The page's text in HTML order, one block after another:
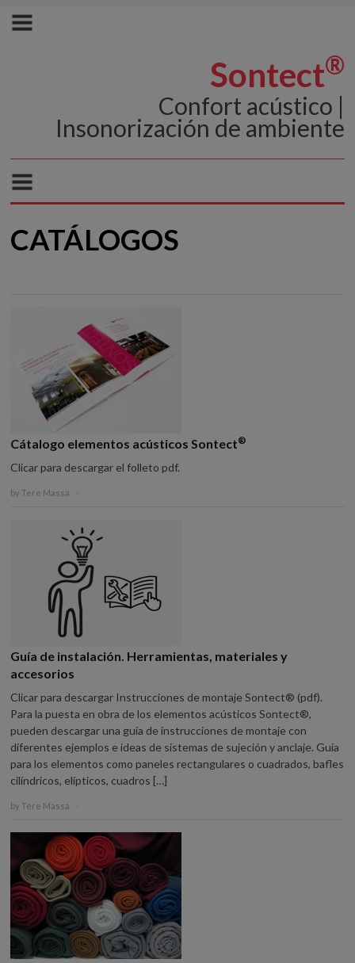
Sontect®
Confort acústico |
Insonorización de ambiente
CATÁLOGOS
Cátalogo elementos acústicos Sontect®
Clicar para descargar el folleto pdf.
by Tere Massa
Guía de instalación. Herramientas, materiales y
accesorios
Clicar para descargar Instrucciones de montaje Sontect® (pdf).
Para la puesta en obra de los elementos acústicos Sontect®,
pueden descargar una guía de instrucciones de montaje con
diferentes ejemplos e ideas de sistemas de sujeción y anclaje. Guía
para los elementos como paneles rectangulares o cuadrados, bafles
cilíndricos, elípticos, cuadros […]
by Tere Massa